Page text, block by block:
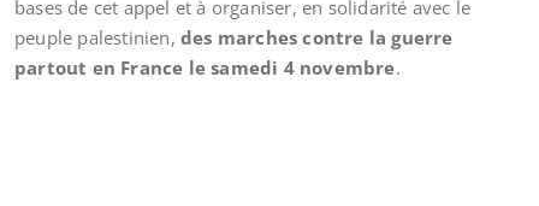
bases de cet appel et à organiser, en solidarité avec le
peuple palestinien, des marches contre la guerre
partout en France le samedi 4 novembre.